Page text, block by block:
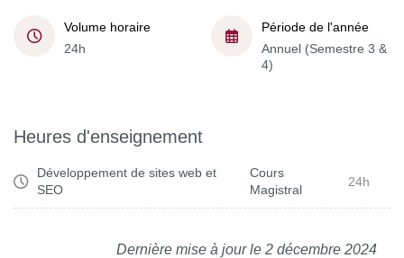
Volume horaire
24h
Période de l'année
Annuel (Semestre 3 &
4)
Heures d'enseignement
Développement de sites web et
SEO
Cours
Magistral
24h
Dernière mise à jour le 2 décembre 2024